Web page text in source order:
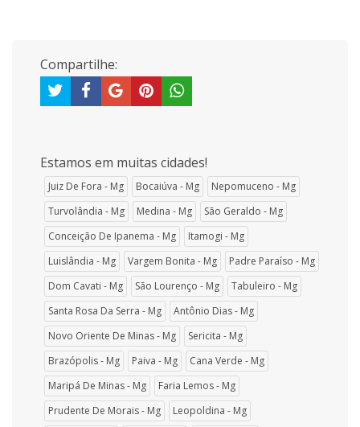
Compartilhe:
Estamos em muitas cidades!
Juiz De Fora - Mg Bocaiúva - Mg
Nepomuceno - Mg
Turvolândia - Mg
Medina - Mg
São Geraldo - Mg
Conceição De Ipanema - Mg
Itamogi - Mg
Luislândia - Mg
Vargem Bonita - Mg
Padre Paraíso - Mg
Dom Cavati - Mg
São Lourenço - Mg
Tabuleiro - Mg
Santa Rosa Da Serra - Mg
Antônio Dias - Mg
Novo Oriente De Minas - Mg
Sericita - Mg
Brazópolis - Mg
Paiva - Mg
Cana Verde - Mg
Maripá De Minas - Mg
Faria Lemos - Mg
Prudente De Morais - Mg
Leopoldina - Mg